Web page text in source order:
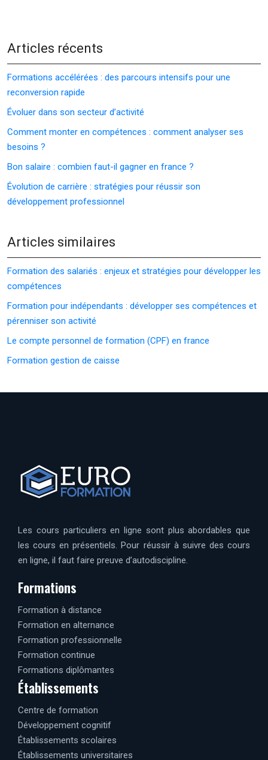
Articles récents
Formations accélérées : des parcours intensifs pour une
reconversion rapide
Évoluer dans son secteur d’activité
Comment monter en compétences : comment analyser ses
besoins ?
Bon salaire : combien faut-il gagner en france ?
Évolution de carrière : stratégies pour réussir son
développement professionnel
Articles similaires
Formation des salariés : enjeux et stratégies pour développer les
compétences
Formation pour indépendants : développer ses compétences et
pérenniser son activité
Le compte personnel de formation (CPF) en france
Formation gestion de caisse
Les cours particuliers en ligne sont plus abordables que
les cours en présentiels. Pour réussir à suivre des cours
en ligne, il faut faire preuve d’autodiscipline.
Formations
Formation à distance
Formation en alternance
Formation professionnelle
Formation continue
Formations diplômantes
Établissements
Centre de formation
Développement cognitif
Établissements scolaires
Établissements universitaires